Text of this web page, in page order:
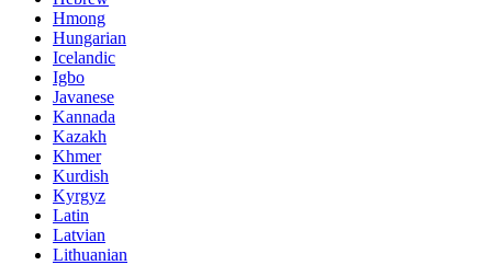
Hmong
Hungarian
Icelandic
Igbo
Javanese
Kannada
Kazakh
Khmer
Kurdish
Kyrgyz
Latin
Latvian
Lithuanian